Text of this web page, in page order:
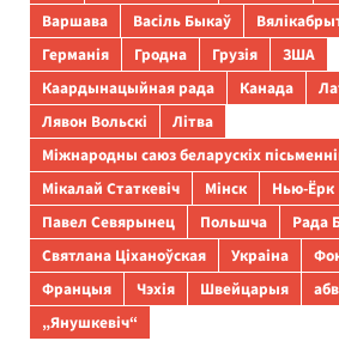
Варшава
Васіль Быкаў
Германія
Гродна Грузія
ЗША
Каардынацыйная рада
Канада
Лявон Вольскі
Літва
Міжнародны саюз беларускіх
Мікалай Статкевіч
Мінск Нью-Ёрк
Павел Севярынец
Польшча Рада
Святлана Ціханоўская
Украіна
Францыя
Чэхія Швейцарыя
„Янушкевіч“